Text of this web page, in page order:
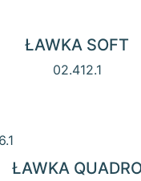
ŁAWKA SOFT
02.412.1
ŁAWKA